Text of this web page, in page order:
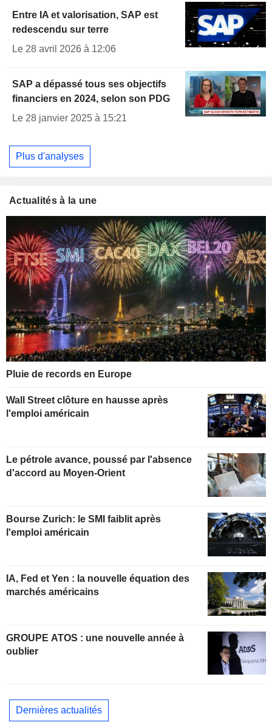
Entre IA et valorisation, SAP est
redescendu sur terre
Le 28 avril 2026 à 12:06
SAP a dépassé tous ses objectifs
financiers en 2024, selon son PDG
Le 28 janvier 2025 à 15:21
Plus d'analyses
Actualités à la une
Pluie de records en Europe
Wall Street clôture en hausse après
l'emploi américain
Le pétrole avance, poussé par l'absence
d'accord au Moyen-Orient
Bourse Zurich: le SMI faiblit après
l'emploi américain
IA, Fed et Yen : la nouvelle équation des
marchés américains
GROUPE ATOS : une nouvelle année à
oublier
Dernières actualités